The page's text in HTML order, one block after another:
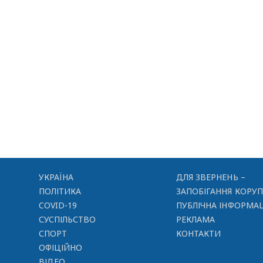
УКРАЇНА
ПОЛІТИКА
COVID-19
СУСПІЛЬСТВО
СПОРТ
ОФІЦІЙНО
ДЛЯ ЗВЕРНЕНЬ –
ЗАПОБІГАННЯ
ПУБЛІЧНА
РЕКЛАМА
КОНТАКТИ